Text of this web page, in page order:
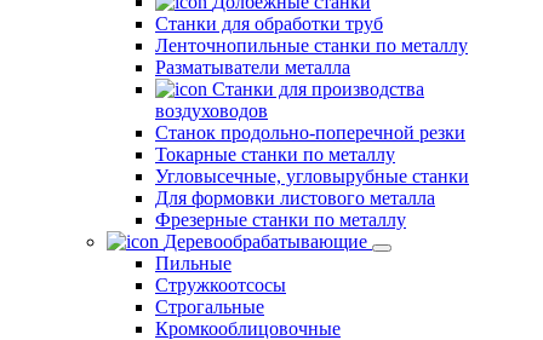
Станки для обработки труб
Ленточнопильные станки по металлу
Разматыватели металла
Станки для производства
воздуховодов
Станок продольно-поперечной резки
Токарные станки по металлу
Угловысечные, угловырубные станки
Для формовки листового металла
Фрезерные станки по металлу
Деревообрабатывающие
Пильные
Стружкоотсосы
Строгальные
Кромкооблицовочные